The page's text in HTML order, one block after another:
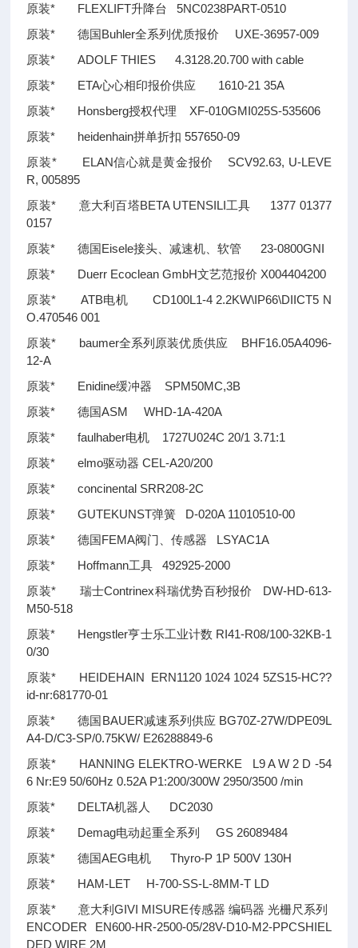
原装* FLEXLIFT升降台 5NC0238PART-0510
原装* 德国Buhler全系列优质报价 UXE-36957-009
原装* ADOLF THIES 4.3128.20.700 with cable
原装* ETA心心相印报价供应 1610-21 35A
原装* Honsberg授权代理 XF-010GMI025S-535606
原装* heidenhain拼单折扣 557650-09
原装* ELAN信心就是黄金报价 SCV92.63, U-LEVE
R, 005895
原装* 意大利百塔BETA UTENSILI工具 1377 01377
0157
原装* 德国Eisele接头、减速机、软管 23-0800GNI
原装* Duerr Ecoclean GmbH文艺范报价 X004404200
原装* ATB电机 CD100L1-4 2.2KW\IP66\DIICT5 N
O.470546 001
原装* baumer全系列原装优质供应 BHF16.05A4096-
12-A
原装* Enidine缓冲器 SPM50MC,3B
原装* 德国ASM WHD-1A-420A
原装* faulhaber电机 1727U024C 20/1 3.71:1
原装* elmo驱动器 CEL-A20/200
原装* concinental SRR208-2C
原装* GUTEKUNST弹簧 D-020A 11010510-00
原装* 德国FEMA阀门、传感器 LSYAC1A
原装* Hoffmann工具 492925-2000
原装* 瑞士Contrinex科瑞优势百秒报价 DW-HD-613-
M50-518
原装* Hengstler亨士乐工业计数 RI41-R08/100-32KB-1
0/30
原装* HEIDEHAIN ERN1120 1024 1024 5ZS15-HC??
id-nr:681770-01
原装* 德国BAUER减速系列供应 BG70Z-27W/DPE09L
A4-D/C3-SP/0.75KW/ E26288849-6
原装* HANNING ELEKTRO-WERKE L9 A W 2 D -54
6 Nr:E9 50/60Hz 0.52A P1:200/300W 2950/3500 /min
原装* DELTA机器人 DC2030
原装* Demag电动起重全系列 GS 26089484
原装* 德国AEG电机 Thyro-P 1P 500V 130H
原装* HAM-LET H-700-SS-L-8MM-T LD
原装* 意大利GIVI MISURE传感器 编码器 光栅尺系列
ENCODER EN600-HR-2500-05/28V-D10-M2-PPCSHIEL
DED WIRE 2M